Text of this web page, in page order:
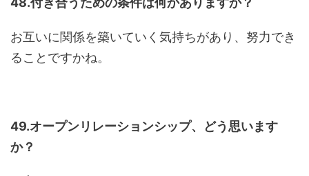
お互いに関係を築いていく気持ちがあり、努力でき
ることですかね。
49.オープンリレーションシップ、どう思います
か？